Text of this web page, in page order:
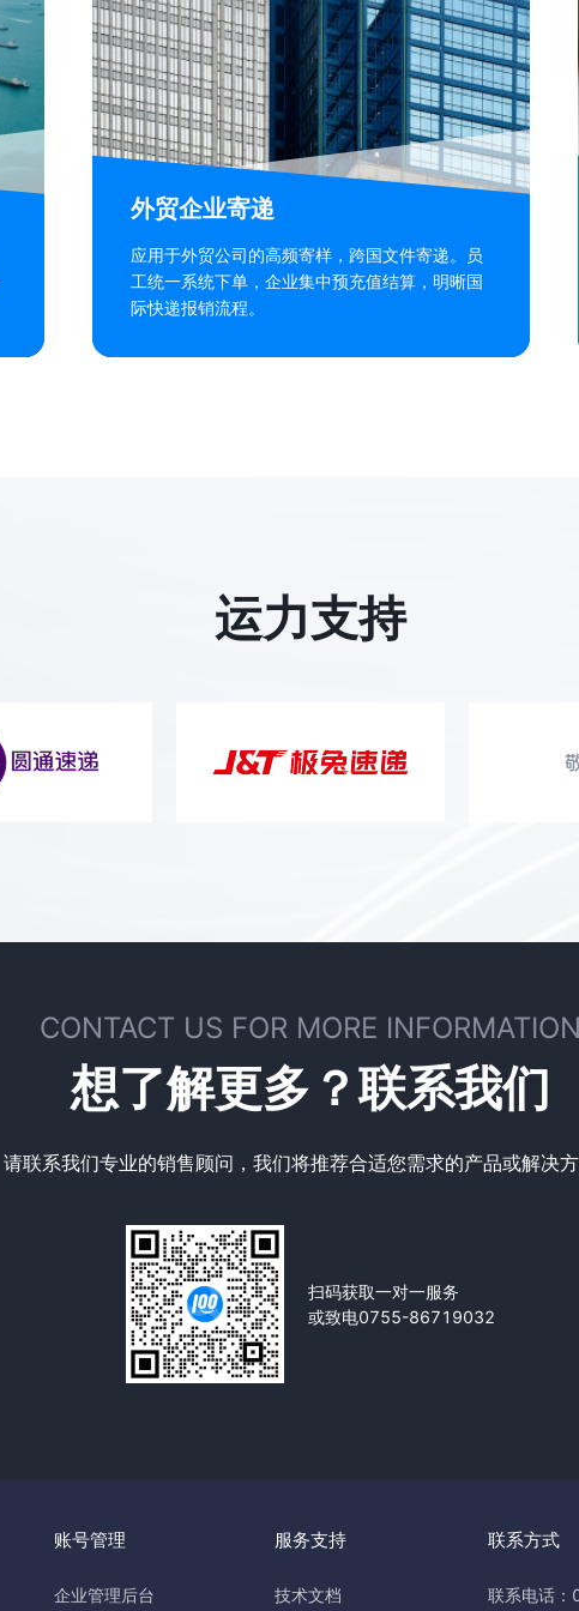
外贸企业寄递
应用于外贸公司的高频寄样，跨国文件寄递。员
工统一系统下单，企业集中预充值结算，明晰国
际快递报销流程。
运力支持
CONTACT US FOR MORE
想了解更多？联系我们
请联系我们专业的销售顾问，我们将推荐合适您需求的产品或解决
扫码获取一对一服务
或致电0755-86719032
账号管理
企业管理后台
服务支持
技术文档
联系方式
联系电话